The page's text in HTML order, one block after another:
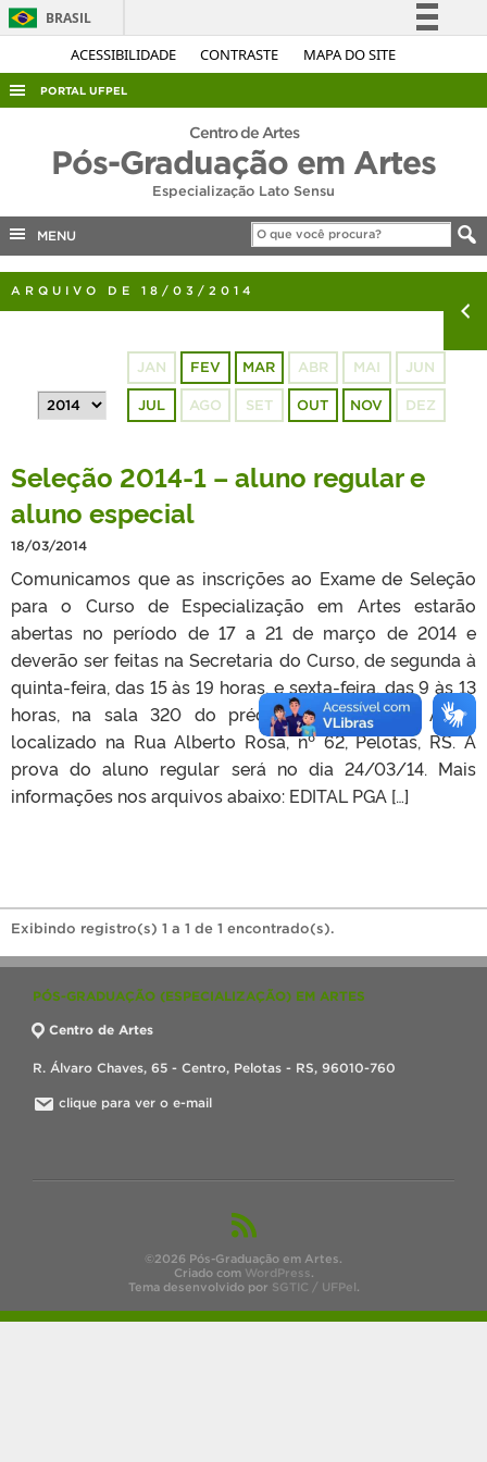
ACESSIBILIDADE CONTRASTE MAPA DO SITE
BRASIL
Simplifique!
Acesso à informação
Canais
PORTAL UFPEL
AUDITORIA
CONCURSOS
EDITAIS
INTERNACIONAL
TELEFONES
Centro de Artes
Pós-Graduação em Artes
Especialização Lato Sensu
MENU
ARQUIVO DE 18/03/2014
JAN FEV MAR ABR MAI JUN
JUL AGO SET OUT NOV DEZ
Seleção 2014-1 – aluno regular e
aluno especial
18/03/2014
Comunicamos que as inscrições ao Exame de Seleção
para o Curso de Especialização em Artes estarão
abertas no período de 17 a 21 de março de 2014 e
deverão ser feitas na Secretaria do Curso, de segunda à
quinta-feira, das 15 às 19 horas, e sexta-feira, das 9 às 13
horas, na sala 320 do prédio do Centro de Artes,
localizado na Rua Alberto Rosa, nº 62, Pelotas, RS. A
prova do aluno regular será no dia 24/03/14. Mais
informações nos arquivos abaixo: EDITAL PGA […]
Exibindo registro(s) 1 a 1 de 1 encontrado(s).
PÓS-GRADUAÇÃO (ESPECIALIZAÇÃO) EM ARTES
Centro de Artes
R. Álvaro Chaves, 65 - Centro, Pelotas - RS, 96010-760
clique para ver o e-mail
©2026 Pós-Graduação em Artes.
Criado com WordPress.
Tema desenvolvido por SGTIC / UFPel.